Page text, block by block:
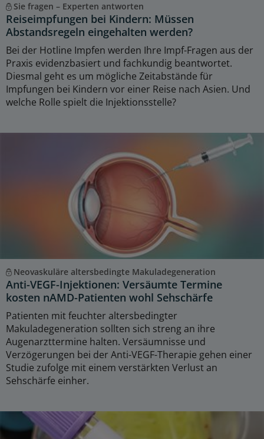
Sie fragen – Experten antworten
Reiseimpfungen bei Kindern: Müssen
Abstandsregeln eingehalten werden?
Bei der Hotline Impfen werden Ihre Impf-Fragen aus der
Praxis evidenzbasiert und fachkundig beantwortet.
Diesmal geht es um mögliche Zeitabstände für
Impfungen bei Kindern vor einer Reise nach Asien. Und
welche Rolle spielt die Injektionsstelle?
Neovaskuläre altersbedingte Makuladegeneration
Anti-VEGF-Injektionen: Versäumte Termine
kosten nAMD-Patienten wohl Sehschärfe
Patienten mit feuchter altersbedingter
Makuladegeneration sollten sich streng an ihre
Augenarzttermine halten. Versäumnisse und
Verzögerungen bei der Anti-VEGF-Therapie gehen einer
Studie zufolge mit einem verstärkten Verlust an
Sehschärfe einher.